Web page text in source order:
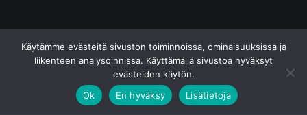
Käytämme evästeitä sivuston toiminnoissa, ominaisuuksissa ja
liikenteen analysoinnissa. Käyttämällä sivustoa hyväksyt
evästeiden käytön.
Ok
En hyväksy Lisätietoja